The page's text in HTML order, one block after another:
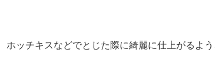
ッチキスなどでとじた際に綺麗に仕上がるよ